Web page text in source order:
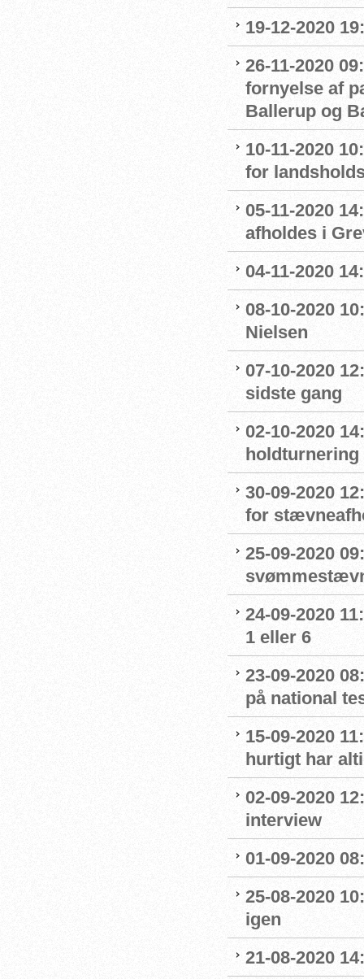
19-12-2020
26-11-2020
fornyelse af
Ballerup og
10-11-2020
for
05-11-2020
afholdes i
04-11-2020
08-10-2020
Nielsen
07-10-2020
sidste gang
02-10-2020
holdturnering
30-09-2020
for
25-09-2020
24-09-2020
1 eller 6
23-09-2020
på national
15-09-2020
hurtigt har
02-09-2020
interview
01-09-2020
25-08-2020
igen
21-08-2020